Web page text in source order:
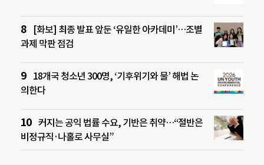
[화보] 최종 발표 앞둔 ‘유일한 아카데미’…조별
과제 막판 점검
18개국 청소년 300명, ‘기후위기와 물’ 해법 논
의한다
커지는 공익 법률 수요, 기반은 취약…“절반은
비정규직·나홀로 사무실”